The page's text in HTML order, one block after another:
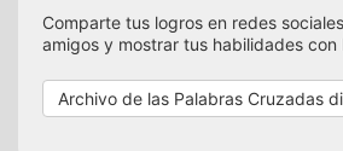
Comparte tus logros en redes
amigos y mostrar tus habilidades con
Archivo de las Palabras Cruzadas